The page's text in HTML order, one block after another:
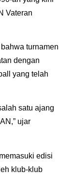
Vateran
turnamen
dengan
yang telah
satu ajang
ujar
edisi
klub-klub